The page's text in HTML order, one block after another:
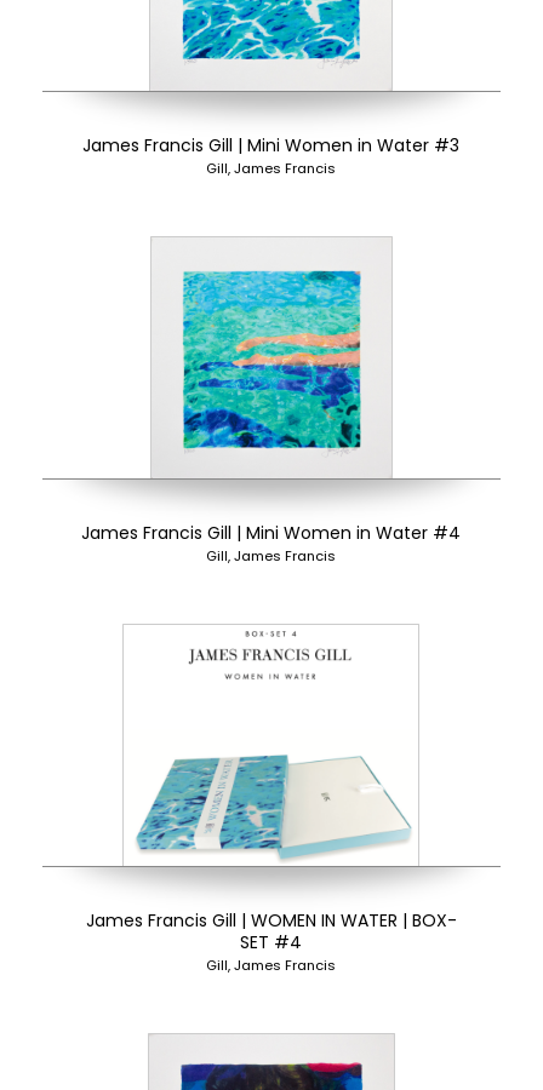
James Francis Gill | Mini Women in Water #3
Gill, James Francis
James Francis Gill | Mini Women in Water #4
Gill, James Francis
James Francis Gill | WOMEN IN WATER | BOX-
SET #4
Gill, James Francis